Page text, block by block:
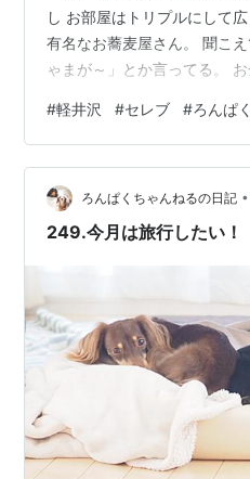
し お部屋はトリプルにして
有名なお蕎麦屋さん。 聞こ
ゃまが～」とか言ってる。
ラブランドもありーの ハイ
グッチに入っちゃった。 し
買わないけど馬鹿みたいで
けて 思わず 馬鹿みたいでめ
ちゃった。 誉め言葉だよ！
#軽井沢 #セレブ #ろんぱ
ろんぱくちゃんねるの日記 •
249.今月は旅行したい！